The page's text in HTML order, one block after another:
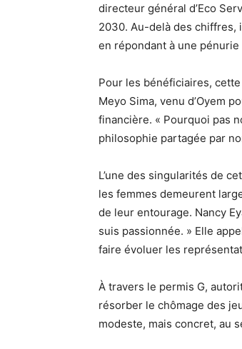
directeur général d’Eco
2030. Au-delà des chiffres,
en répondant à une
Pour les bénéficiaires,
Meyo Sima, venu d’Oyem
financière. « Pourquoi pas
philosophie partagée par
L’une des singularités de
les femmes demeurent
de leur entourage. Nancy
suis passionnée. » Elle
faire évoluer les
À travers le permis G,
résorber le chômage des
modeste, mais concret, au